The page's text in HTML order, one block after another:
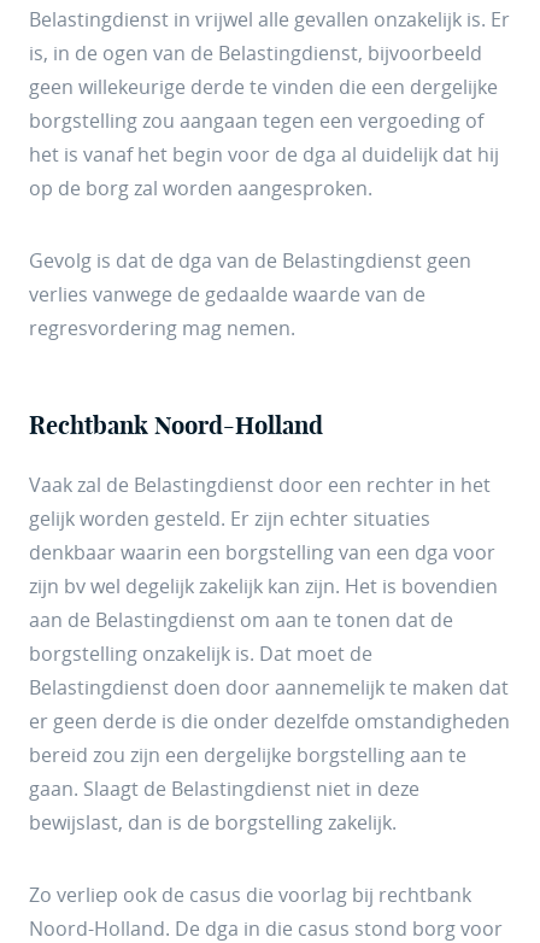
Belastingdienst in vrijwel alle gevallen onzakelijk is. Er
is, in de ogen van de Belastingdienst, bijvoorbeeld
geen willekeurige derde te vinden die een dergelijke
borgstelling zou aangaan tegen een vergoeding of
het is vanaf het begin voor de dga al duidelijk dat hij
op de borg zal worden aangesproken.
Gevolg is dat de dga van de Belastingdienst geen
verlies vanwege de gedaalde waarde van de
regresvordering mag nemen.
Rechtbank Noord-Holland
Vaak zal de Belastingdienst door een rechter in het
gelijk worden gesteld. Er zijn echter situaties
denkbaar waarin een borgstelling van een dga voor
zijn bv wel degelijk zakelijk kan zijn. Het is bovendien
aan de Belastingdienst om aan te tonen dat de
borgstelling onzakelijk is. Dat moet de
Belastingdienst doen door aannemelijk te maken dat
er geen derde is die onder dezelfde omstandigheden
bereid zou zijn een dergelijke borgstelling aan te
gaan. Slaagt de Belastingdienst niet in deze
bewijslast, dan is de borgstelling zakelijk.
Zo verliep ook de casus die voorlag bij rechtbank
Noord-Holland. De dga in die casus stond borg voor